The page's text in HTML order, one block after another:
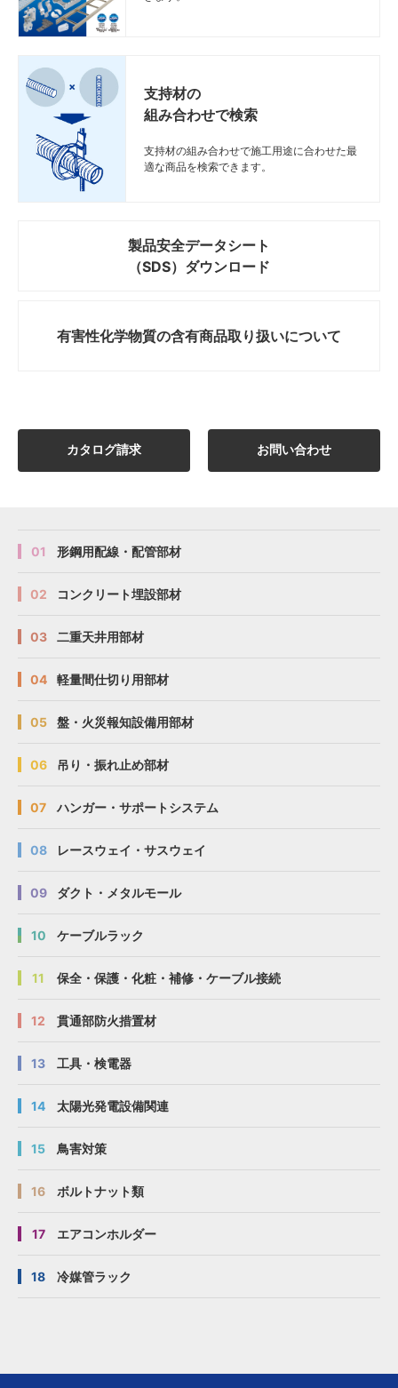
支持材の
組み合わせで検索
支持材の組み合わせで施工用途に合わせた最
適な商品を検索できます。
製品安全データシート
（SDS）ダウンロード
有害性化学物質の含有商品取り扱いについて
カタログ請求 お問い合わせ
01 形鋼用配線・配管部材
02 コンクリート埋設部材
03 二重天井用部材
04 軽量間仕切り用部材
05 盤・火災報知設備用部材
06 吊り・振れ止め部材
07 ハンガー・サポートシステム
08 レースウェイ・サスウェイ
09 ダクト・メタルモール
10 ケーブルラック
11 保全・保護・化粧・補修・ケーブル接続
12 貫通部防火措置材
13 工具・検電器
14 太陽光発電設備関連
15 鳥害対策
16 ボルトナット類
17 エアコンホルダー
18 冷媒管ラック